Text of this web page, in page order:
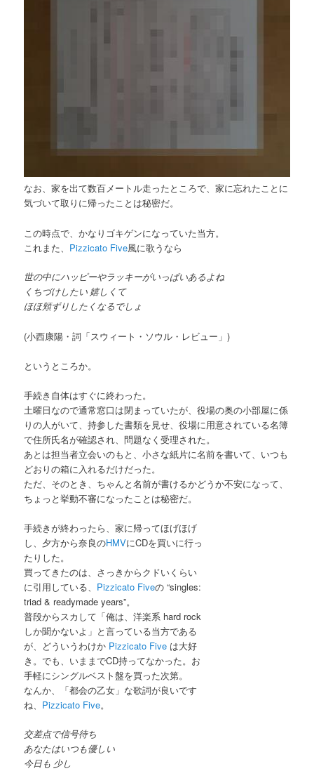
なお、家を出て数百メートル走ったところで、家に忘れたことに
気づいて取りに帰ったことは秘密だ。
この時点で、かなりゴキゲンになっていた当方。
これまた、 Pizzicato Five風に歌うなら
世の中にハッピーやラッキーがいっぱいあるよね
くちづけしたい 嬉しくて
ほほ頬ずりしたくなるでしょ
(小西康陽・詞「スウィート・ソウル・レビュー」)
というところか。
手続き自体はすぐに終わった。
土曜日なので通常窓口は閉まっていたが、役場の奥の小部屋に係
りの人がいて、持参した書類を見せ、役場に用意されている名簿
で住所氏名が確認され、問題なく受理された。
あとは担当者立会いのもと、小さな紙片に名前を書いて、いつも
どおりの箱に入れるだけだった。
ただ、そのとき、ちゃんと名前が書けるかどうか不安になって、
ちょっと挙動不審になったことは秘密だ。
手続きが終わったら、家に帰ってほげほげ
し、夕方から奈良のHMVにCDを買いに行っ
たりした。
買ってきたのは、さっきからクドいくらい
に引用している、 Pizzicato Fiveの “singles:
triad & readymade years”。
普段からスカして「俺は、洋楽系 hard rock
しか聞かないよ」と言っている当方である
が、どういうわけか Pizzicato Five は大好
き。でも、いままでCD持ってなかった。お
手軽にシングルベスト盤を買った次第。
なんか、「都会の乙女」な歌詞が良いです
ね、 Pizzicato Five。
交差点で信号待ち
あなたはいつも優しい
今日も 少し